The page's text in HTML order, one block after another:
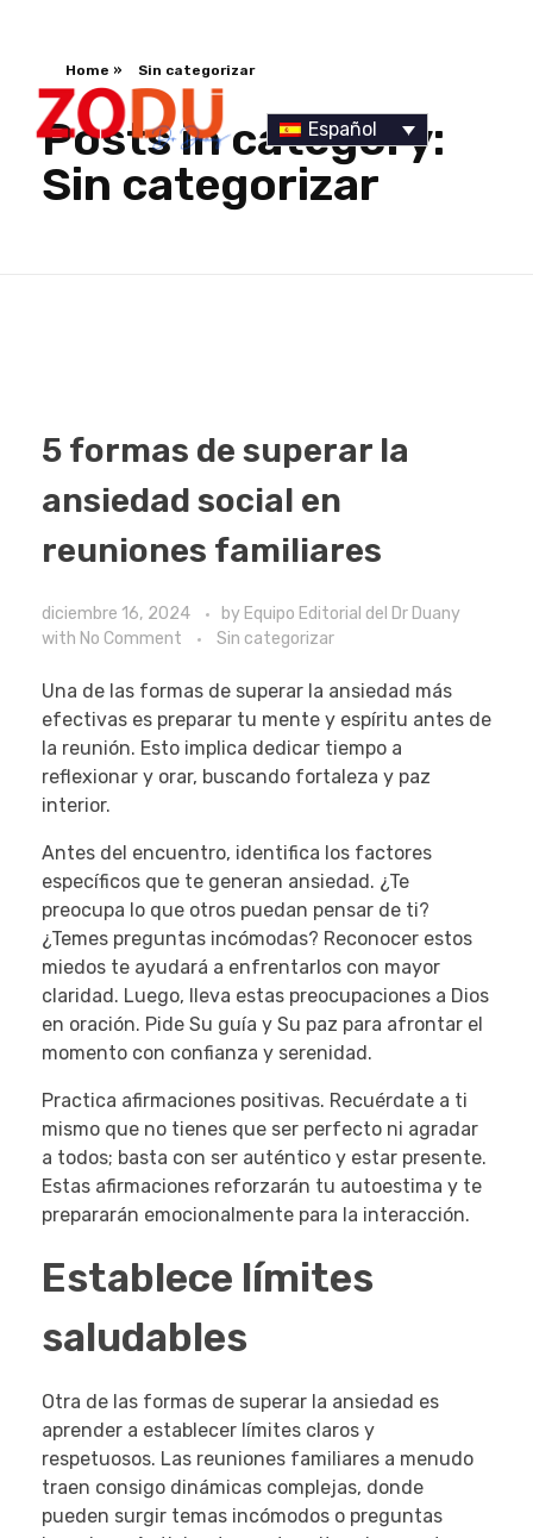
Español
Home » Sin categorizar
Posts in category:
Sin categorizar
5 formas de superar la
ansiedad social en
reuniones familiares
diciembre 16, 2024 by Equipo Editorial del Dr Duany
with No Comment Sin categorizar
Una de las formas de superar la ansiedad más
efectivas es preparar tu mente y espíritu antes de
la reunión. Esto implica dedicar tiempo a
reflexionar y orar, buscando fortaleza y paz
interior.
Antes del encuentro, identifica los factores
específicos que te generan ansiedad. ¿Te
preocupa lo que otros puedan pensar de ti?
¿Temes preguntas incómodas? Reconocer estos
miedos te ayudará a enfrentarlos con mayor
claridad. Luego, lleva estas preocupaciones a Dios
en oración. Pide Su guía y Su paz para afrontar el
momento con confianza y serenidad.
Practica afirmaciones positivas. Recuérdate a ti
mismo que no tienes que ser perfecto ni agradar
a todos; basta con ser auténtico y estar presente.
Estas afirmaciones reforzarán tu autoestima y te
prepararán emocionalmente para la interacción.
Establece límites
saludables
Otra de las formas de superar la ansiedad es
aprender a establecer límites claros y
respetuosos. Las reuniones familiares a menudo
traen consigo dinámicas complejas, donde
pueden surgir temas incómodos o preguntas